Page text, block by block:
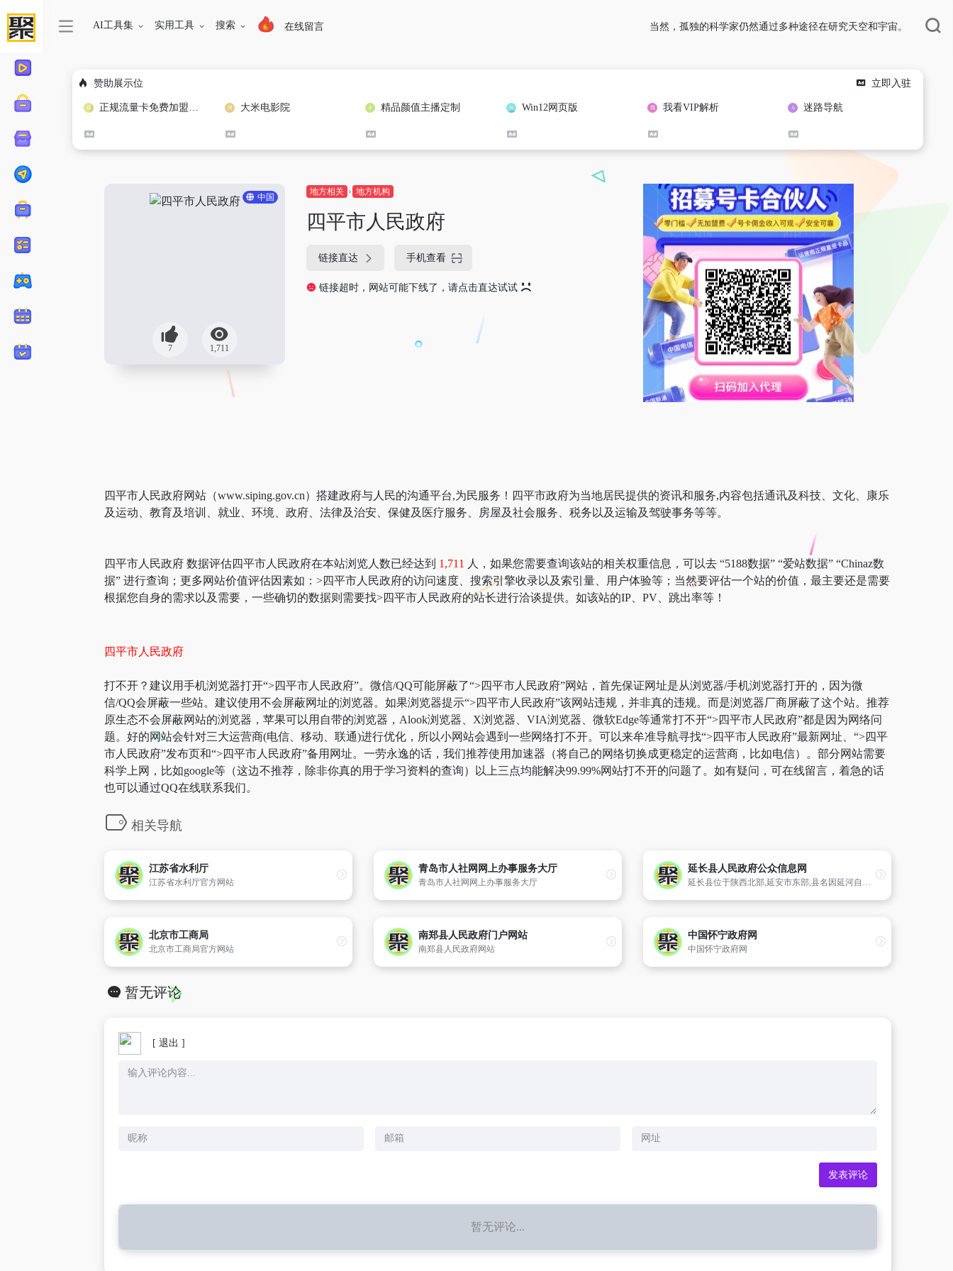
AI工具集 实用工具 搜索 在线留言 当然，孤独的科学家仍然通过多种途径在研究天空和宇宙。
赞助展示位 立即入驻
正规流量卡免费加盟合作 大米电影院 精品颜值主播定制 Win12网页版 我看VIP解析 迷路导航
中国
7 1,711
地方相关 地方机构
四平市人民政府
链接直达 手机查看
链接超时，网站可能下线了，请点击直达试试
四平市人民政府网站（www.siping.gov.cn）搭建政府与人民的沟通平台,为民服务！四平市政府为当地居民提供的资讯和服务,内容包括通讯及科技、文化、康乐
及运动、教育及培训、就业、环境、政府、法律及治安、保健及医疗服务、房屋及社会服务、税务以及运输及驾驶事务等等。
四平市人民政府 数据评估四平市人民政府在本站浏览人数已经达到 1,711 人，如果您需要查询该站的相关权重信息，可以去 “5188数据” “爱站数据” “Chinaz数
据” 进行查询；更多网站价值评估因素如：>四平市人民政府的访问速度、搜索引擎收录以及索引量、用户体验等；当然要评估一个站的价值，最主要还是需要
根据您自身的需求以及需要，一些确切的数据则需要找>四平市人民政府的站长进行洽谈提供。如该站的IP、PV、跳出率等！
四平市人民政府
打不开？建议用手机浏览器打开“>四平市人民政府”。微信/QQ可能屏蔽了“>四平市人民政府”网站，首先保证网址是从浏览器/手机浏览器打开的，因为微
信/QQ会屏蔽一些站。建议使用不会屏蔽网址的浏览器。如果浏览器提示“>四平市人民政府”该网站违规，并非真的违规。而是浏览器厂商屏蔽了这个站。推荐
原生态不会屏蔽网站的浏览器，苹果可以用自带的浏览器，Alook浏览器、X浏览器、VIA浏览器、微软Edge等通常打不开“>四平市人民政府”都是因为网络问
题。好的网站会针对三大运营商(电信、移动、联通)进行优化，所以小网站会遇到一些网络打不开。可以来牟准导航寻找“>四平市人民政府”最新网址、“>四平
市人民政府”发布页和“>四平市人民政府”备用网址。一劳永逸的话，我们推荐使用加速器（将自己的网络切换成更稳定的运营商，比如电信）。部分网站需要
科学上网，比如google等（这边不推荐，除非你真的用于学习资料的查询）以上三点均能解决99.99%网站打不开的问题了。如有疑问，可在线留言，着急的话
也可以通过QQ在线联系我们。
相关导航
江苏省水利厅
江苏省水利厅官方网站
青岛市人社网网上办事服务大厅
青岛市人社网网上办事服务大厅
延长县人民政府公众信息网
延长县位于陕西北部,延安市东部,县名因延河自西向东长流入黄河而得名。全县东西长73公里,南北宽55公里,地势由西北向东南倾斜,南北高,中间低,呈谷峰型。海拔高度470.6—1383米。延长县早期人类活动可追溯到新石器时代。公元266年,确立县的建置。几度变迁,到唐广德二年(764),因延水由县境通过长流入黄河,
北京市工商局
北京市工商局官方网站
南郑县人民政府门户网站
南郑县人民政府网站
中国怀宁政府网
中国怀宁政府网
暂无评论
[ 退出 ]
暂无评论...